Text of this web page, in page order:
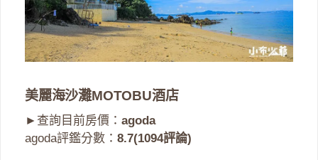
美麗海沙灘MOTOBU酒店
►查詢目前房價： agoda
agoda評鑑分數： 8.7(1094評論)